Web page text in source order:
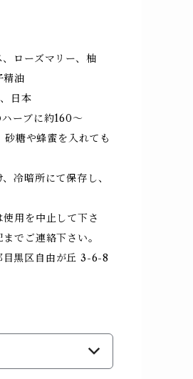
ローズマリー、柚
精油
日本
ーブに約160〜
糖や蜂蜜を入れても
冷暗所にて保存し、
用を中止して下さ
でご連絡下さい。
黒区自由が丘 3-6-8